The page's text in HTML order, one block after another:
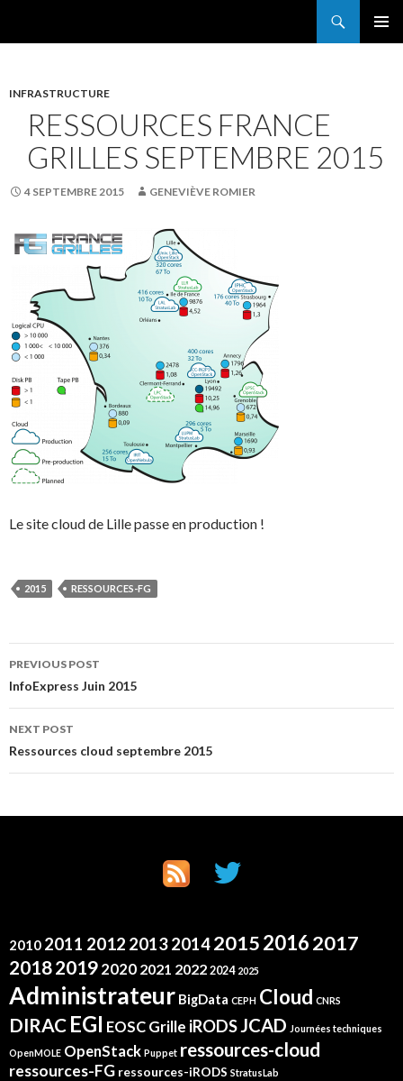
INFRASTRUCTURE
RESSOURCES FRANCE
GRILLES SEPTEMBRE 2015
4 SEPTEMBRE 2015 GENEVIÈVE ROMIER
Le site cloud de Lille passe en production !
2015 RESSOURCES-FG
Post
navigation
PREVIOUS POST
InfoExpress Juin 2015
NEXT POST
Ressources cloud septembre 2015
2010 2011 2012 20132014201520162017
20182019 2020 2021 2022 2024 2025
Administrateur BigData CEPH Cloud CNRS
DIRAC EGI EOSC Grille iRODSJCAD Journées techniques
OpenMOLE OpenStack Puppet ressources-cloud
ressources-FG ressources-iRODS StratusLab